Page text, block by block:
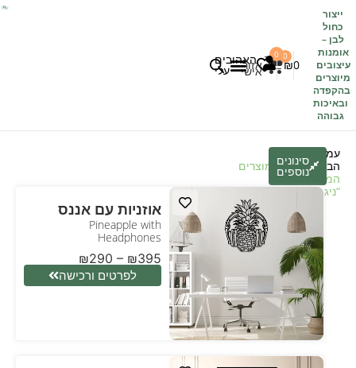
ייצור
כחול
לבן –
אומנות
עיצובים
מיוצרים
בהקפדה
ובאיכות
גבוהה
₪0
0 האהובים
עלי
0
אזור
אישי
עמוד
הבית/חנות/ מוצרים
המתויגים
“ניגון”
סינונים
נוספים
אוזניות עם אננס
Pineapple with
Headphones
₪290 – ₪395
לפרטים ורכישה